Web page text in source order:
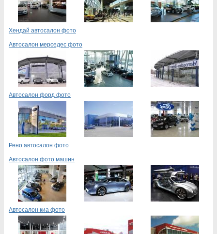
Хендай автосалон фото
Автосалон мерседес фото
Автосалон форд фото
Рено автосалон фото
Автосалон фото машин
Автосалон киа фото